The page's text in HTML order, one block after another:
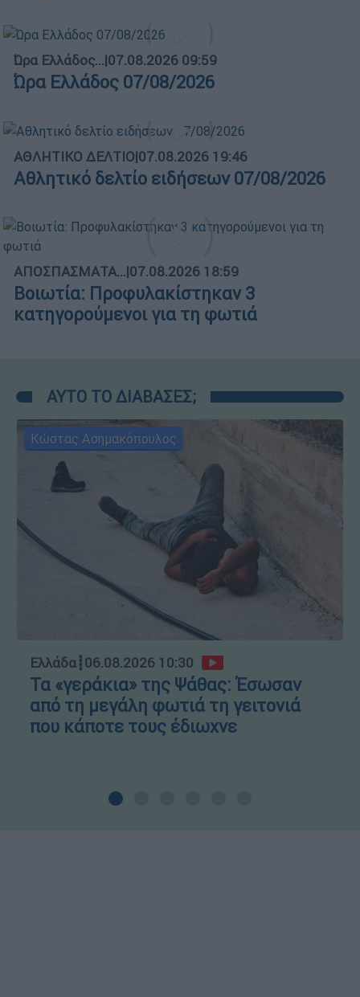
Ώρα Ελλάδος...|07.08.2026 09:59
Ώρα Ελλάδος 07/08/2026
ΑΘΛΗΤΙΚΟ ΔΕΛΤΙΟ|07.08.2026 19:46
Αθλητικό δελτίο ειδήσεων 07/08/2026
ΑΠΟΣΠΑΣΜΑΤΑ...|07.08.2026 18:59
Βοιωτία: Προφυλακίστηκαν 3
κατηγορούμενοι για τη φωτιά
ΑΥΤΟ ΤΟ ΔΙΑΒΑΣΕΣ;
Κώστας Ασημακόπουλος
Ελλάδα┋06.08.2026 10:30
Τα «γεράκια» της Ψάθας: Έσωσαν
από τη μεγάλη φωτιά τη γειτονιά
που κάποτε τους έδιωχνε